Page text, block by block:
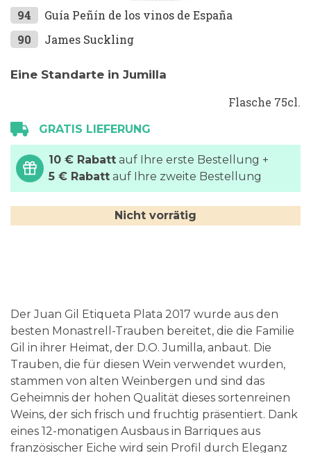
Zum
Anfang
der
springen
94
Guía Peñín de los vinos de España
90
James Suckling
Eine Standarte in Jumilla
Flasche 75cl.
GRATIS LIEFERUNG
10 € Rabatt auf Ihre erste Bestellung +
5 € Rabatt auf Ihre zweite Bestellung
Nicht vorrätig
Der Juan Gil Etiqueta Plata 2017 wurde aus den
besten Monastrell-Trauben bereitet, die die Familie
Gil in ihrer Heimat, der D.O. Jumilla, anbaut. Die
Trauben, die für diesen Wein verwendet wurden,
stammen von alten Weinbergen und sind das
Geheimnis der hohen Qualität dieses sortenreinen
Weins, der sich frisch und fruchtig präsentiert. Dank
eines 12-monatigen Ausbaus in Barriques aus
französischer Eiche wird sein Profil durch Eleganz